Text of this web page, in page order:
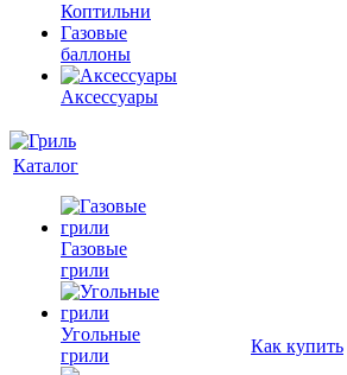
Коптильни
Газовые
баллоны
Аксессуары
Каталог
Газовые
грили
Угольные
грили
Как купить